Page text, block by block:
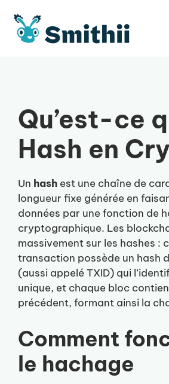
contenu
Qu’est-ce
Hash en
Un hash est une chaîne de
longueur fixe générée en
données par une fonction de
cryptographique. Les
massivement sur les hashes :
transaction possède un hash
(aussi appelé TXID) qui
unique, et chaque bloc
précédent, formant ainsi la
Comment
le hachage